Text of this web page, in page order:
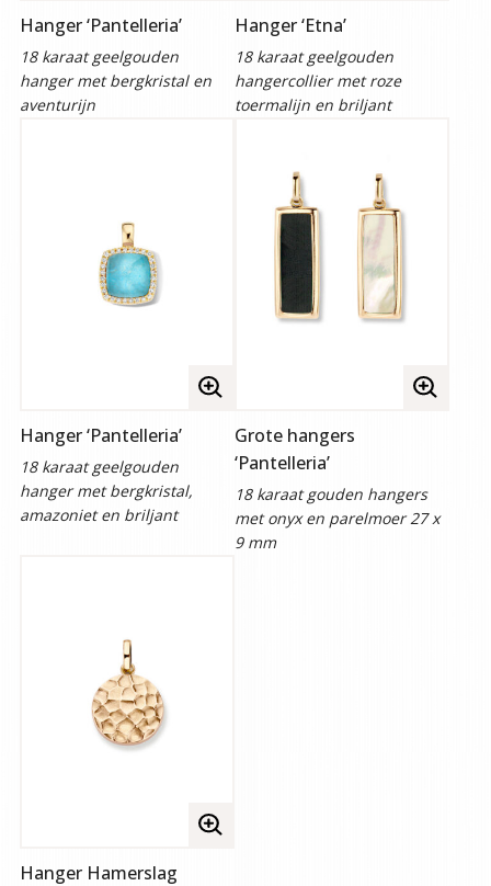
bekijken
Hanger ‘Pantelleria’
18 karaat geelgouden
hanger met bergkristal en
aventurijn
Hanger ‘Etna’
18 karaat geelgouden
hangercollier met roze
toermalijn en briljant
Volledige
bekijken
Hanger ‘Pantelleria’
18 karaat geelgouden
hanger met bergkristal,
amazoniet en briljant
Volledige
Grote hangers
‘Pantelleria’
18 karaat gouden hangers
met onyx en parelmoer 27 x
9 mm
Volledige
Hanger Hamerslag